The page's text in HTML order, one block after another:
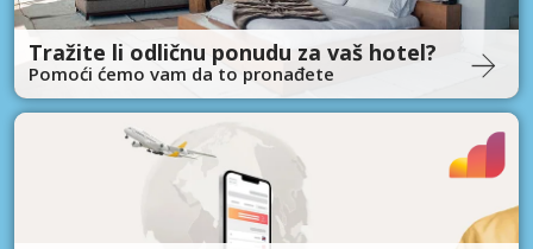
Tražite li odličnu ponudu za vaš hotel?
Pomoći ćemo vam da to pronađete